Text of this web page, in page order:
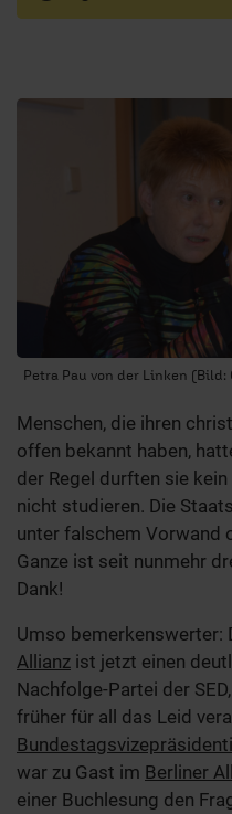
Petra Pau von der Linken (Bild:
Menschen, die ihren
offen bekannt haben,
der Regel durften sie
nicht studieren. Die
unter falschem Vorwand
Ganze ist seit nunmehr
Dank!
Umso bemerkenswerter:
Allianz ist jetzt einen
Nachfolge-Partei der
früher für all das Leid
war zu Gast im Berliner
einer Buchlesung den